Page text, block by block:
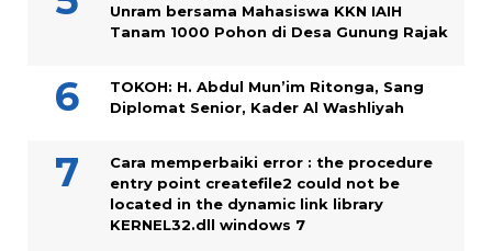
Unram bersama Mahasiswa KKN IAIH
Tanam 1000 Pohon di Desa Gunung Rajak
TOKOH: H. Abdul Mun’im Ritonga, Sang
Diplomat Senior, Kader Al Washliyah
Cara memperbaiki error : the procedure
entry point createfile2 could not be
located in the dynamic link library
KERNEL32.dll windows 7